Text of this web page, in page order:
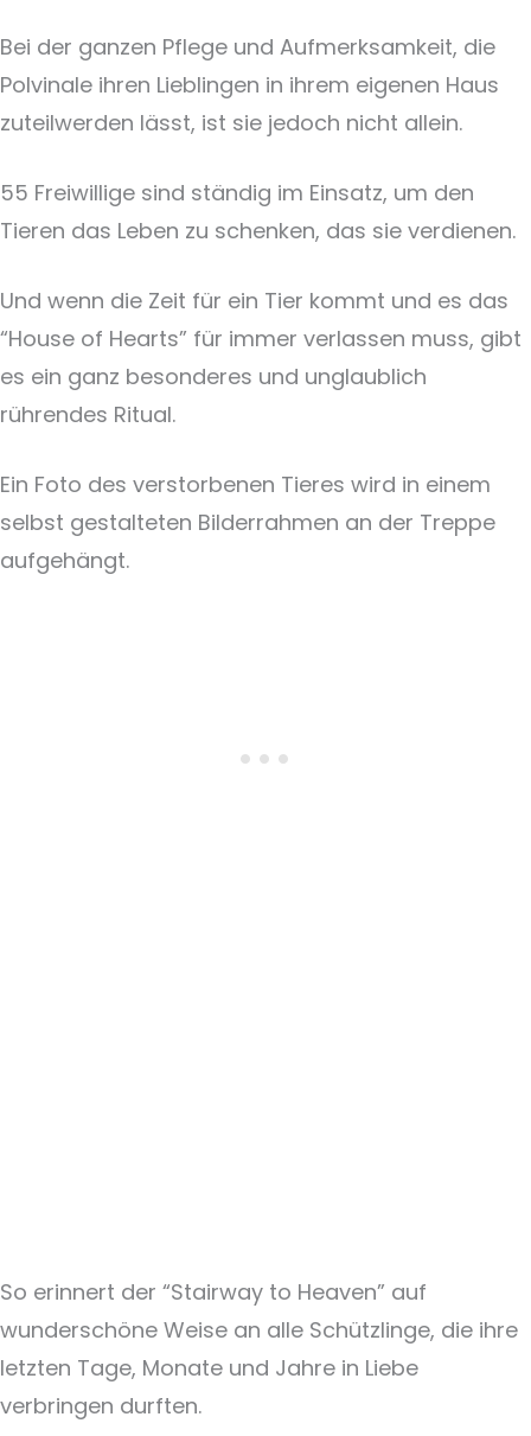
Bei der ganzen Pflege und Aufmerksamkeit, die
Polvinale ihren Lieblingen in ihrem eigenen Haus
zuteilwerden lässt, ist sie jedoch nicht allein.
55 Freiwillige sind ständig im Einsatz, um den
Tieren das Leben zu schenken, das sie verdienen.
Und wenn die Zeit für ein Tier kommt und es das
“House of Hearts” für immer verlassen muss, gibt
es ein ganz besonderes und unglaublich
rührendes Ritual.
Ein Foto des verstorbenen Tieres wird in einem
selbst gestalteten Bilderrahmen an der Treppe
aufgehängt.
So erinnert der “Stairway to Heaven” auf
wunderschöne Weise an alle Schützlinge, die ihre
letzten Tage, Monate und Jahre in Liebe
verbringen durften.